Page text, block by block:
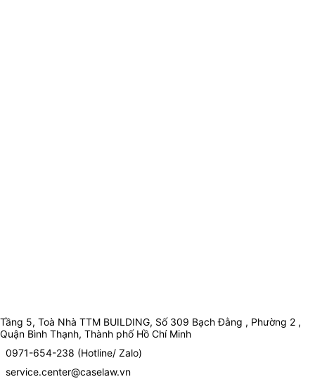
Tầng 5, Toà Nhà TTM BUILDING, Số 309 Bạch Đằng , Phường 2 ,
Quận Bình Thạnh, Thành phố Hồ Chí Minh
0971-654-238 (Hotline/ Zalo)
service.center@caselaw.vn